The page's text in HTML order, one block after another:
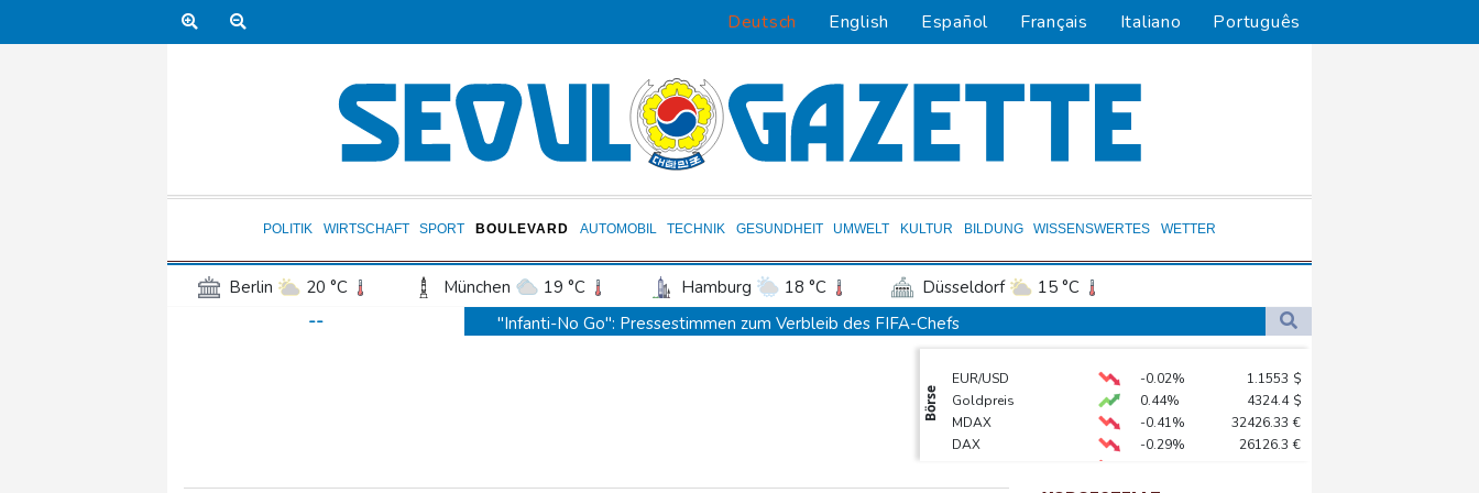
Deutsch English Español Français Italiano Português
POLITIK WIRTSCHAFT SPORT BOULEVARD AUTOMOBIL TECHNIK GESUNDHEIT UMWELT KULTUR BILDUNG WISSENSWERTES WETTER
Berlin 20 °C München 19 °C Hamburg 18 °C Düsseldorf
15 °C
Frankfurt am Main
Potsdam 20 °C Leipzig 21 °C
Bremen
Wien
--
"Infanti-No Go": Pressestimmen zum Verbleib des FIFA-Chefs
DIHK fordert "resiliente" Infrastruktur: Wasserstraßen besser an Niedrigwasser anpassen
Zverev hadert nach Aus: "Schlechtestes Spiel der Saison"
Vier deutsche, neun neue: Teammanager-Rekorde in England
Börse
EUR/USD -0.02% 1.1553 $
Goldpreis
0.44% 4324.4 $
MDAX
-0.41% 32426.33 €
DAX
-0.29% 26126.3 €
SDAX
-0.46%